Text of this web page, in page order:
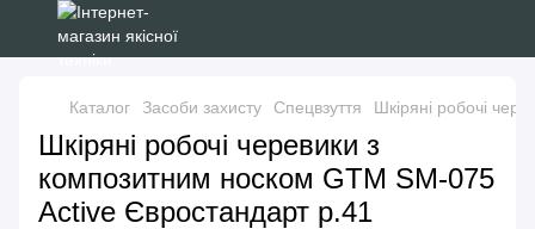
Каталог Засоби захисту Спецвзуття Шкіряні робочі
Шкіряні робочі черевики з
композитним носком GTM SM-075
Active Євростандарт р.41